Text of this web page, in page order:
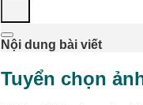
Nội dung bài viết
Tuyển chọn